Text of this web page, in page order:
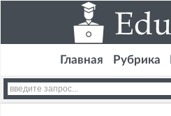
Главная Рубрика